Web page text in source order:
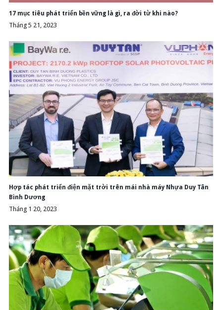
17 mục tiêu phát triển bền vững là gì, ra đời từ khi nào?
Tháng 5 21, 2023
Hợp tác phát triển điện mặt trời trên mái nhà máy Nhựa Duy Tân
Bình Dương
Tháng 1 20, 2023